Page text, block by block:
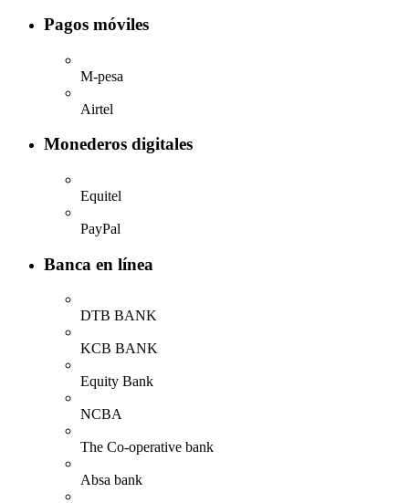
Pagos móviles
M-pesa
Airtel
Monederos digitales
Equitel
PayPal
Banca en línea
DTB BANK
KCB BANK
Equity Bank
NCBA
The Co-operative bank
Absa bank